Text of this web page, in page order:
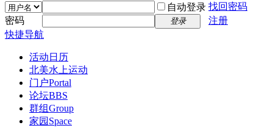
自动登录 找回密码
密码
登录
注册
快捷导航
活动日历
北美水上运动
门户Portal
论坛BBS
群组Group
家园 Space